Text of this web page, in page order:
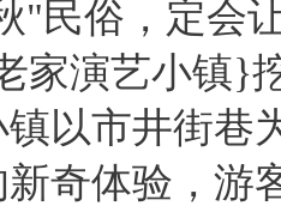
"民俗，定会
家演艺小镇}
以市井街巷
奇体验，游